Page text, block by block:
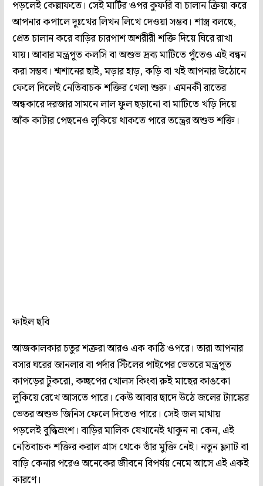
পড়লেই কেল্লাফতে। সেই মাটির ওপর কুফরি বা চালান ক্রিয়া করে
আপনার কপালে দুঃখের লিখন লিখে দেওয়া সম্ভব। শাস্ত্র বলছে,
প্রেত চালান করে বাড়ির চারপাশ অশরীরী শক্তি দিয়ে ঘিরে রাখা
যায়। আবার মন্ত্রপূত কলসি বা অশুভ দ্রব্য মাটিতে পুঁতেও এই বন্ধন
করা সম্ভব। শ্মশানের ছাই, মড়ার হাড়, কড়ি বা খই আপনার উঠোনে
ফেলে দিলেই নেতিবাচক শক্তির খেলা শুরু। এমনকী রাতের
অন্ধকারে দরজার সামনে লাল ফুল ছড়ানো বা মাটিতে খড়ি দিয়ে
আঁক কাটার পেছনেও লুকিয়ে থাকতে পারে তন্ত্রের অশুভ শক্তি।
ফাইল ছবি
আজকালকার চতুর শত্রুরা আরও এক কাঠি ওপরে। তারা আপনার
বসার ঘরের জানলার বা পর্দার স্টিলের পাইপের ভেতরে মন্ত্রপূত
কাপড়ের টুকরো, কচ্ছপের খোলস কিংবা রুই মাছের কাঙকো
লুকিয়ে রেখে আসতে পারে। কেউ আবার ছাদে উঠে জলের ট্যাঙ্কের
ভেতর অশুভ জিনিস ফেলে দিতেও পারে। সেই জল মাথায়
পড়লেই বুদ্ধিভ্রংশ। বাড়ির মালিক যেখানেই থাকুন না কেন, এই
নেতিবাচক শক্তির করাল গ্রাস থেকে তাঁর মুক্তি নেই। নতুন ফ্ল্যাট বা
বাড়ি কেনার পরেও অনেকের জীবনে বিপর্যয় নেমে আসে এই একই
কারণে।